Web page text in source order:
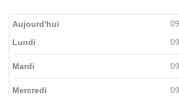
Aujourd'hui
Lundi
Mardi
Mercredi